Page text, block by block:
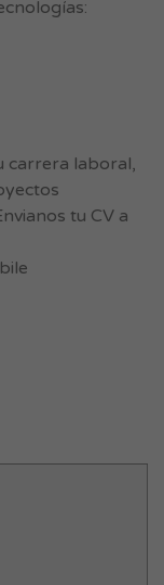
carrera laboral,
tu CV a